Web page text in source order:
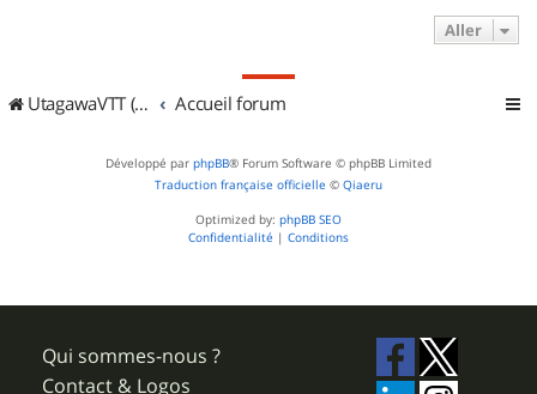
Aller
UtagawaVTT (Randos VTT et VTTAE avec traces GPS) Accueil forum
Développé par phpBB® Forum Software © phpBB Limited
Traduction française officielle © Qiaeru
Optimized by: phpBB SEO
Confidentialité | Conditions
Qui sommes-nous ?
Contact & Logos